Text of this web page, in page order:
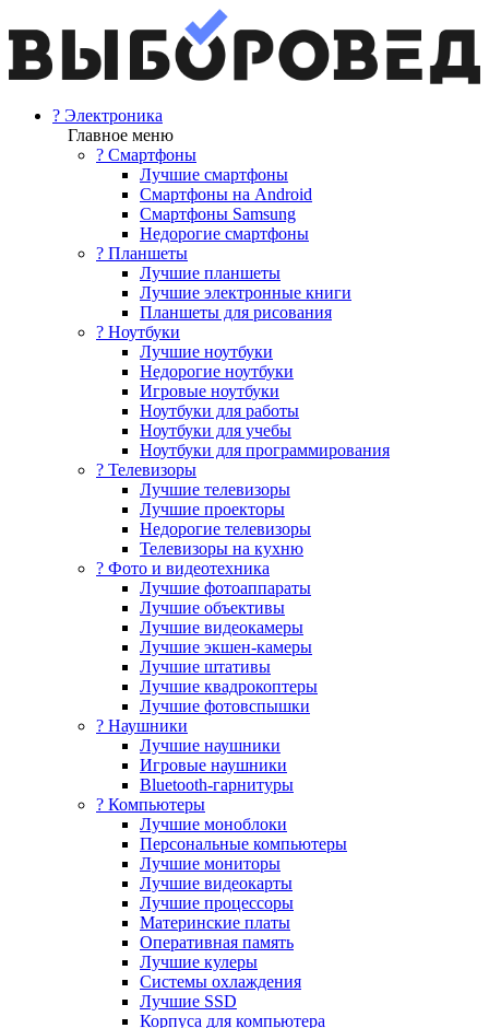
? Электроника
Главное меню
? Смартфоны
Лучшие смартфоны
Смартфоны на Android
Смартфоны Samsung
Недорогие смартфоны
? Планшеты
Лучшие планшеты
Лучшие электронные книги
Планшеты для рисования
? Ноутбуки
Лучшие ноутбуки
Недорогие ноутбуки
Игровые ноутбуки
Ноутбуки для работы
Ноутбуки для учебы
Ноутбуки для программирования
? Телевизоры
Лучшие телевизоры
Лучшие проекторы
Недорогие телевизоры
Телевизоры на кухню
? Фото и видеотехника
Лучшие фотоаппараты
Лучшие объективы
Лучшие видеокамеры
Лучшие экшен-камеры
Лучшие штативы
Лучшие квадрокоптеры
Лучшие фотовспышки
? Наушники
Лучшие наушники
Игровые наушники
Bluetooth-гарнитуры
?️ Компьютеры
Лучшие моноблоки
Персональные компьютеры
Лучшие мониторы
Лучшие видеокарты
Лучшие процессоры
Материнские платы
Оперативная память
Лучшие кулеры
Системы охлаждения
Лучшие SSD
Корпуса для компьютера